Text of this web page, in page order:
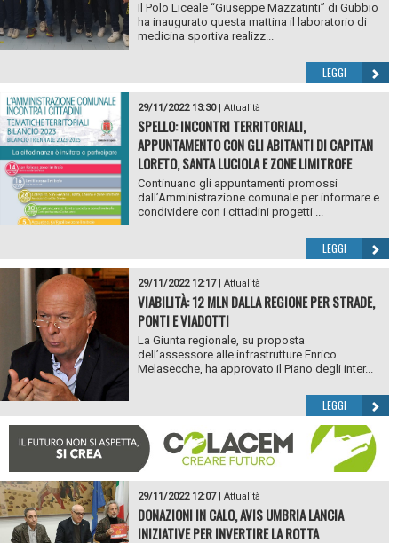
Il Polo Liceale “Giuseppe Mazzatinti” di Gubbio
ha inaugurato questa mattina il laboratorio di
medicina sportiva realizz...
LEGGI
29/11/2022 13:30| Attualità
SPELLO: INCONTRI TERRITORIALI,
APPUNTAMENTO CON GLI ABITANTI DI CAPITAN
LORETO, SANTA LUCIOLA E ZONE LIMITROFE
Continuano gli appuntamenti promossi
dall’Amministrazione comunale per informare e
condividere con i cittadini progetti ...
LEGGI
29/11/2022 12:17| Attualità
VIABILITÀ: 12 MLN DALLA REGIONE PER STRADE,
PONTI E VIADOTTI
La Giunta regionale, su proposta
dell’assessore alle infrastrutture Enrico
Melasecche, ha approvato il Piano degli inter...
LEGGI
29/11/2022 12:07| Attualità
DONAZIONI IN CALO, AVIS UMBRIA LANCIA
INIZIATIVE PER INVERTIRE LA ROTTA